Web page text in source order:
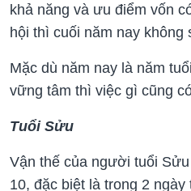
khả năng và ưu điểm vốn
hội thì cuối năm nay không
Mặc dù năm nay là năm
vững tâm thì việc gì cũng
Tuổi Sửu
Vận thế của người tuổi
10, đặc biệt là trong 2 ngày